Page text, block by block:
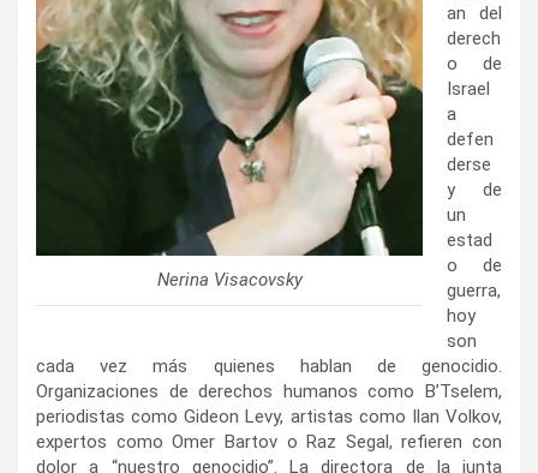
Nerina Visacovsky
an del
derech
o de
Israel
a
defen
derse
y de
un
estad
o de
guerra,
hoy
son
cada vez más quienes hablan de genocidio.
Organizaciones de derechos humanos como B’Tselem,
periodistas como Gideon Levy, artistas como Ilan Volkov,
expertos como Omer Bartov o Raz Segal, refieren con
dolor a “nuestro genocidio”. La directora de la junta